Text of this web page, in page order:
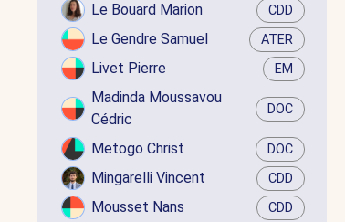
Le Bouard Marion CDD
Le Gendre Samuel ATER
Livet Pierre EM
Madinda Moussavou
Cédric
DOC
Metogo Christ DOC
Mingarelli Vincent CDD
Mousset Nans CDD